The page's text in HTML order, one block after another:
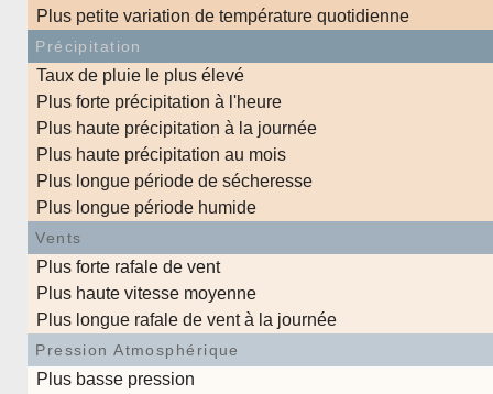
Plus petite variation de température quotidienne
Précipitation
Taux de pluie le plus élevé
Plus forte précipitation à l'heure
Plus haute précipitation à la journée
Plus haute précipitation au mois
Plus longue période de sécheresse
Plus longue période humide
Vents
Plus forte rafale de vent
Plus haute vitesse moyenne
Plus longue rafale de vent à la journée
Pression Atmosphérique
Plus basse pression